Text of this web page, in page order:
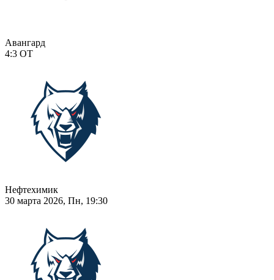
Авангард
4:3 ОТ
Нефтехимик
30 марта 2026, Пн, 19:30